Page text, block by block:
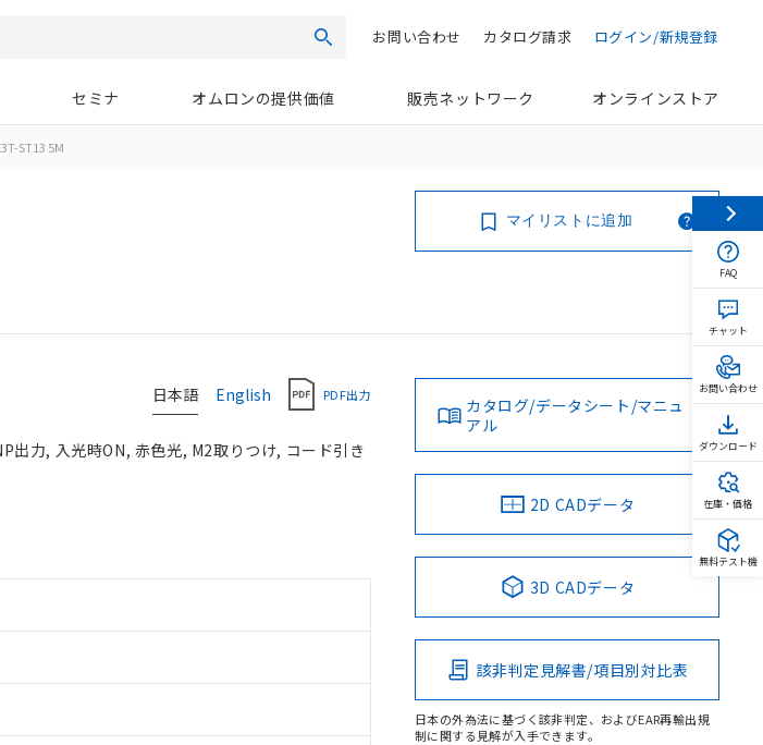
検索 ログイン/新規登録
カタログ請求
お問い合わせ
セミナ オムロンの提供価値 販売ネットワーク オンラインストア
ST13 5M
マイリストに追加
日本語 English PDF出力
力, 入光時ON, 赤色光, M2取りつけ, コード引き
カタログ/データシート/マニュ
アル
2D CADデータ
3D CADデータ
該非判定見解書/項目別対比表
日本の外為法に基づく該非判定、およびEAR再輸出規
制に関する見解が入手できます。
FAQ
チャット
お問い合わせ
ダウンロード
在庫・価格
無料テスト機